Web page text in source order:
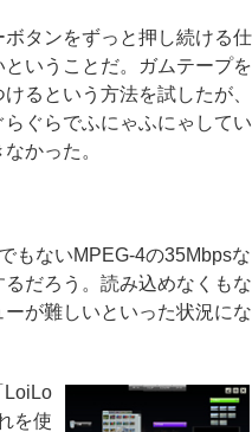
タンをずっと押し続ける仕
いうことだ。ガムテープを
るという方法を試したが、
ぐらでふにゃふにゃしてい
かった。
もないMPEG-4の35Mbpsな
だろう。読み込めなくもな
が難しいといった状況にな
を使